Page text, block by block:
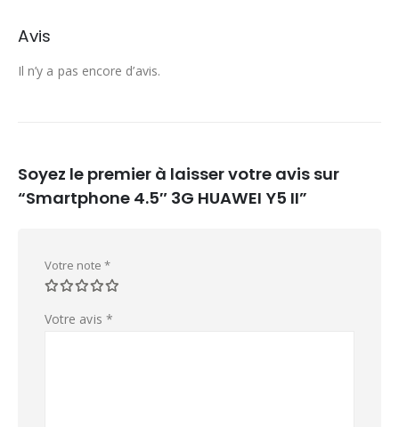
Avis
Il n’y a pas encore d’avis.
Soyez le premier à laisser votre avis sur
“Smartphone 4.5″ 3G HUAWEI Y5 II”
Votre note *
Votre avis *